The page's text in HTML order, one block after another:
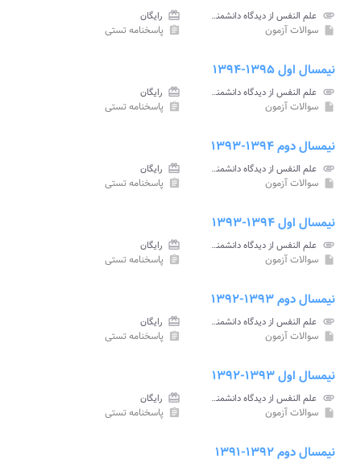
attachment علم النفس از دیدگاه دانشمندان اسلامی پیام نور card_giftcard رایگان
insert_drive_file سوالات آزمون assignment پاسخنامه تستی
نیمسال اول ۱۳۹۵-۱۳۹۴
attachment علم النفس از دیدگاه دانشمندان اسلامی پیام نور card_giftcard رایگان
insert_drive_file سوالات آزمون assignment پاسخنامه تستی
نیمسال دوم ۱۳۹۴-۱۳۹۳
attachment علم النفس از دیدگاه دانشمندان اسلامی پیام نور card_giftcard رایگان
insert_drive_file سوالات آزمون assignment پاسخنامه تستی
نیمسال اول ۱۳۹۴-۱۳۹۳
attachment علم النفس از دیدگاه دانشمندان اسلامی پیام نور card_giftcard رایگان
insert_drive_file سوالات آزمون assignment پاسخنامه تستی
نیمسال دوم ۱۳۹۳-۱۳۹۲
attachment علم النفس از دیدگاه دانشمندان اسلامی پیام نور card_giftcard رایگان
insert_drive_file سوالات آزمون assignment پاسخنامه تستی
نیمسال اول ۱۳۹۳-۱۳۹۲
attachment علم النفس از دیدگاه دانشمندان اسلامی پیام نور card_giftcard رایگان
insert_drive_file سوالات آزمون assignment پاسخنامه تستی
نیمسال دوم ۱۳۹۲-۱۳۹۱